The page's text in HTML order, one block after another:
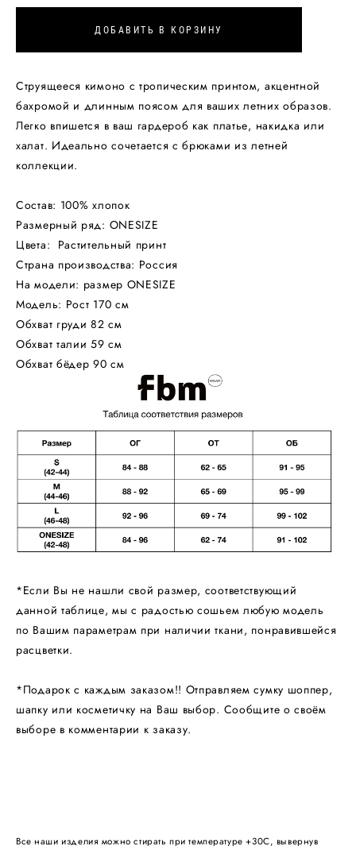
ДОБАВИТЬ В КОРЗИНУ
Струящееся кимоно с тропическим принтом, акцентной
бахромой и длинным поясом для ваших летних образов.
Легко впишется в ваш гардероб как платье, накидка или
халат. Идеально сочетается с брюками из летней
коллекции.
Состав: 100% хлопок
Размерный ряд: ONESIZE
Цвета: Растительный принт
Страна производства: Россия
На модели: размер ONESIZE
Модель: Рост 170 см
Обхват груди 82 см
Обхват талии 59 см
Обхват бёдер 90 см
*Если Вы не нашли свой размер, соответствующий
данной таблице, мы с радостью сошьем любую модель
по Вашим параметрам при наличии ткани, понравившейся
расцветки.
*Подарок с каждым заказом!! Отправляем сумку шоппер,
шапку или косметичку на Ваш выбор. Сообщите о своём
выборе в комментарии к заказу.
Все наши изделия можно стирать при температуре +30С, вывернув